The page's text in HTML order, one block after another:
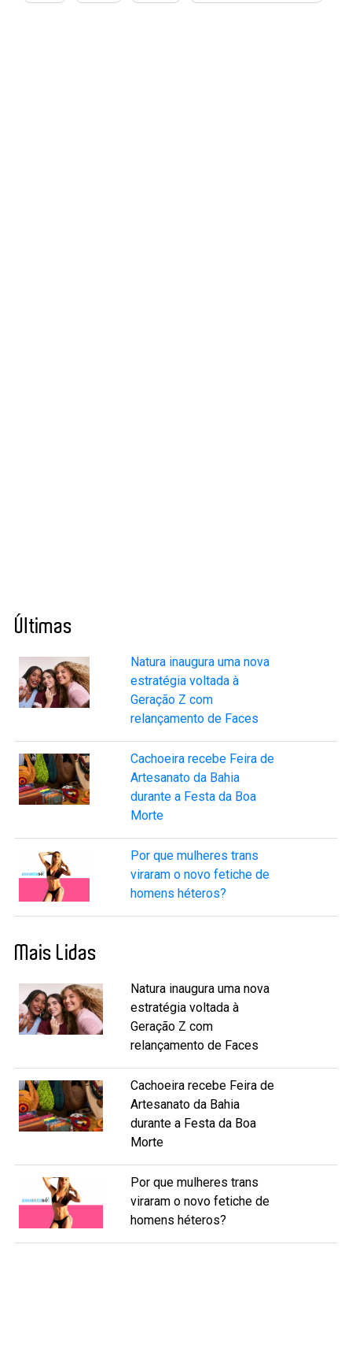
Últimas
Natura inaugura uma nova
estratégia voltada à
Geração Z com
relançamento de Faces
Cachoeira recebe Feira de
Artesanato da Bahia
durante a Festa da Boa
Morte
Por que mulheres trans
viraram o novo fetiche de
homens héteros?
Mais Lidas
Natura inaugura uma nova
estratégia voltada à
Geração Z com
relançamento de Faces
Cachoeira recebe Feira de
Artesanato da Bahia
durante a Festa da Boa
Morte
Por que mulheres trans
viraram o novo fetiche de
homens héteros?